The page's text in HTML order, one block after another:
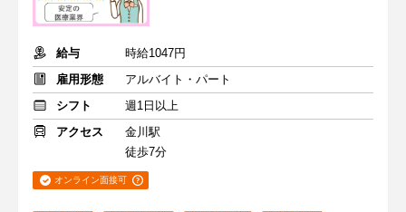
給与
時給1047円
雇用形態
アルバイト・パート
シフト
週1日以上
アクセス
金川駅
徒歩7分
オンライン面接可